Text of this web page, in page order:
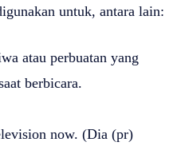
untuk, antara lain:
atau perbuatan yang
berbicara.
now. (Dia (pr)